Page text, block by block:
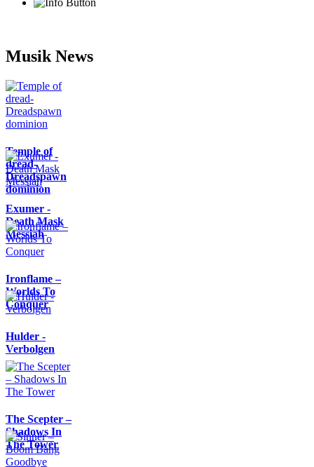
Musik News
Temple of
dread-
Dreadspawn
dominion
Exumer -
Death Mask
Messiah
Ironflame –
Worlds To
Conquer
Hulder -
Verbolgen
The Scepter –
Shadows In
The Tower